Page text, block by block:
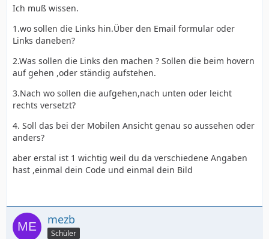
Ich muß wissen.
1.wo sollen die Links hin.Über den Email formular oder
Links daneben?
2.Was sollen die Links den machen ? Sollen die beim hovern
auf gehen ,oder ständig aufstehen.
3.Nach wo sollen die aufgehen,nach unten oder leicht
rechts versetzt?
4. Soll das bei der Mobilen Ansicht genau so aussehen oder
anders?
aber erstal ist 1 wichtig weil du da verschiedene Angaben
hast ,einmal dein Code und einmal dein Bild
mezb
Schüler